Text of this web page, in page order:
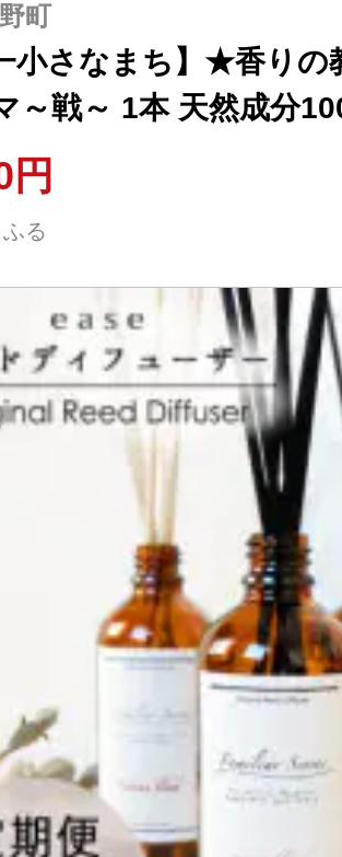
町
小さなまち】★香り
～戦～ 1本 天然成分
円
る